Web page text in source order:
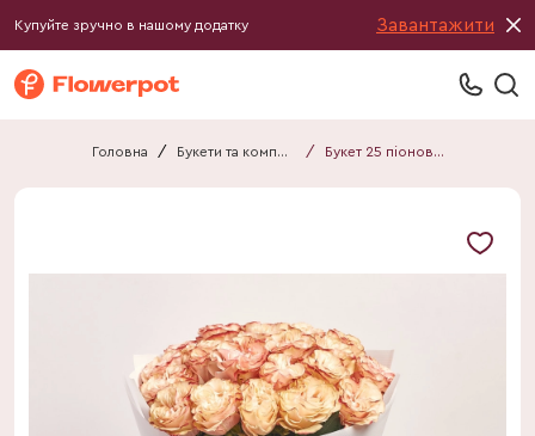
Купуйте зручно в нашому додатку Завантажити
Головна / Букети та композиції / Букет 25 піоновидних Троянд Кенді F755